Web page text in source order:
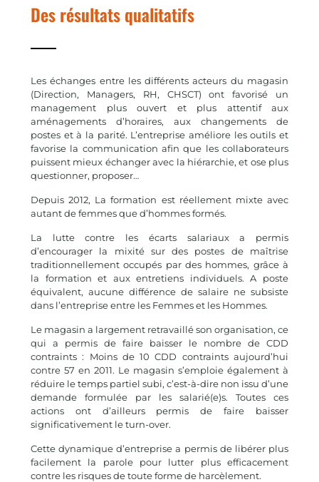
Des résultats qualitatifs
Les échanges entre les différents acteurs du magasin
(Direction, Managers, RH, CHSCT) ont favorisé un
management plus ouvert et plus attentif aux
aménagements d’horaires, aux changements de
postes et à la parité. L’entreprise améliore les outils et
favorise la communication afin que les collaborateurs
puissent mieux échanger avec la hiérarchie, et ose plus
questionner, proposer…
Depuis 2012, La formation est réellement mixte avec
autant de femmes que d’hommes formés.
La lutte contre les écarts salariaux a permis
d’encourager la mixité sur des postes de maîtrise
traditionnellement occupés par des hommes, grâce à
la formation et aux entretiens individuels. A poste
équivalent, aucune différence de salaire ne subsiste
dans l’entreprise entre les Femmes et les Hommes.
Le magasin a largement retravaillé son organisation, ce
qui a permis de faire baisser le nombre de CDD
contraints : Moins de 10 CDD contraints aujourd’hui
contre 57 en 2011. Le magasin s’emploie également à
réduire le temps partiel subi, c’est-à-dire non issu d’une
demande formulée par les salarié(e)s. Toutes ces
actions ont d’ailleurs permis de faire baisser
significativement le turn-over.
Cette dynamique d’entreprise a permis de libérer plus
facilement la parole pour lutter plus efficacement
contre les risques de toute forme de harcèlement.